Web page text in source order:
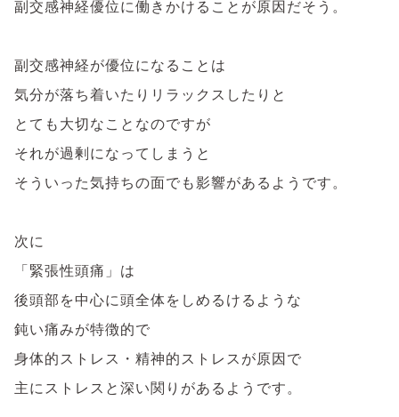
副交感神経優位に働きかけることが原因だそう。
副交感神経が優位になることは
気分が落ち着いたりリラックスしたりと
とても大切なことなのですが
それが過剰になってしまうと
そういった気持ちの面でも影響があるようです。
次に
「緊張性頭痛」は
後頭部を中心に頭全体をしめるけるような
鈍い痛みが特徴的で
身体的ストレス・精神的ストレスが原因で
主にストレスと深い関りがあるようです。